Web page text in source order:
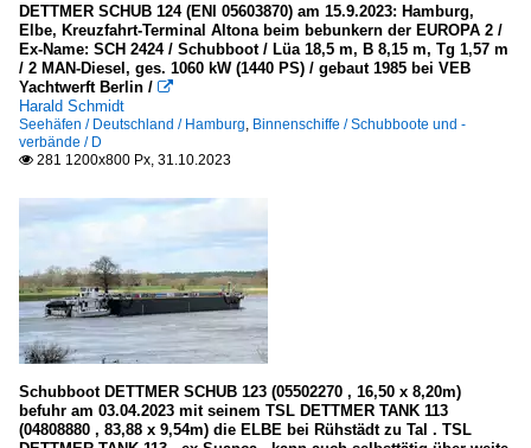
DETTMER SCHUB 124 (ENI 05603870) am 15.9.2023: Hamburg,
Elbe, Kreuzfahrt-Terminal Altona beim bebunkern der EUROPA 2 /
Ex-Name: SCH 2424 / Schubboot / Lüa 18,5 m, B 8,15 m, Tg 1,57 m
/ 2 MAN-Diesel, ges. 1060 kW (1440 PS) / gebaut 1985 bei VEB
Yachtwerft Berlin / 
Harald Schmidt
Seehäfen / Deutschland / Hamburg, Binnenschiffe / Schubboote und -
verbände / D
 281 1200x800 Px, 31.10.2023
Schubboot DETTMER SCHUB 123 (05502270 , 16,50 x 8,20m)
befuhr am 03.04.2023 mit seinem TSL DETTMER TANK 113
(04808880 , 83,88 x 9,54m) die ELBE bei Rühstädt zu Tal . TSL